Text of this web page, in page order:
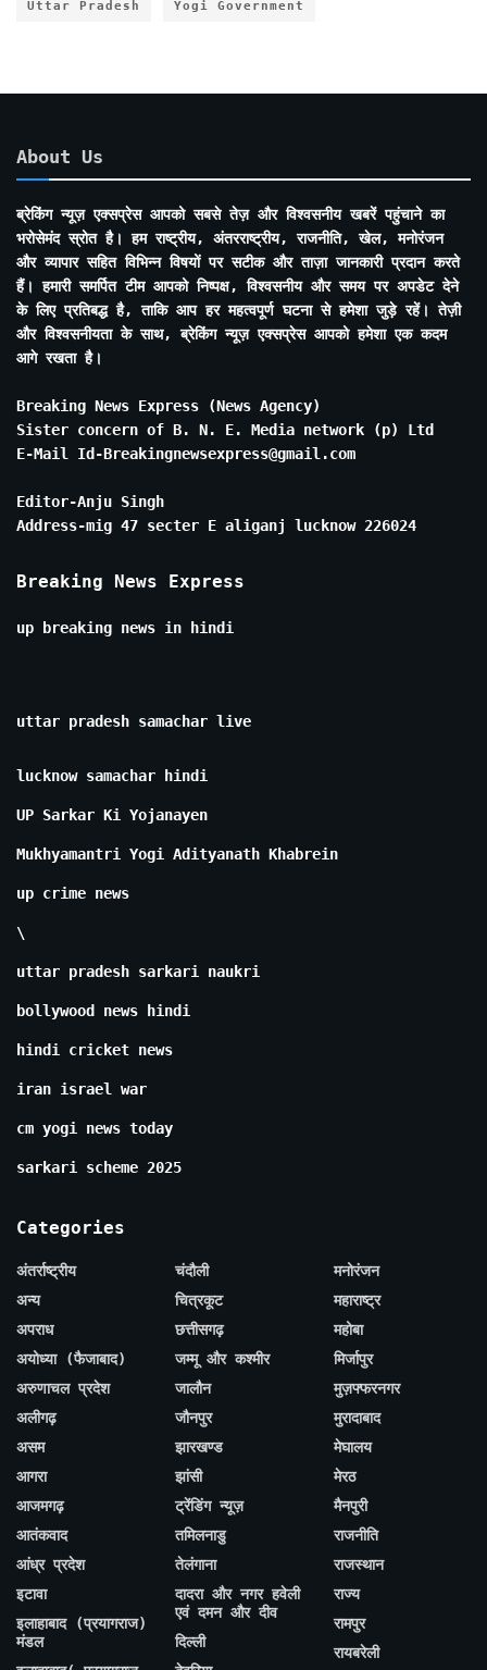
Uttar Pradesh Yogi Government
About Us
ब्रेकिंग न्यूज़ एक्सप्रेस आपको सबसे तेज़ और विश्वसनीय खबरें पहुंचाने का
भरोसेमंद स्रोत है। हम राष्ट्रीय, अंतरराष्ट्रीय, राजनीति, खेल, मनोरंजन
और व्यापार सहित विभिन्न विषयों पर सटीक और ताज़ा जानकारी प्रदान करते
हैं। हमारी समर्पित टीम आपको निष्पक्ष, विश्वसनीय और समय पर अपडेट देने
के लिए प्रतिबद्ध है, ताकि आप हर महत्वपूर्ण घटना से हमेशा जुड़े रहें। तेज़ी
और विश्वसनीयता के साथ, ब्रेकिंग न्यूज़ एक्सप्रेस आपको हमेशा एक कदम
आगे रखता है।
Breaking News Express (News Agency)
Sister concern of B. N. E. Media network (p) Ltd
E-Mail Id-Breakingnewsexpress@gmail.com
Editor-Anju Singh
Address-mig 47 secter E aliganj lucknow 226024
Breaking News Express
up breaking news in hindi
uttar pradesh samachar live
lucknow samachar hindi
UP Sarkar Ki Yojanayen
Mukhyamantri Yogi Adityanath Khabrein
up crime news
\
uttar pradesh sarkari naukri
bollywood news hindi
hindi cricket news
iran israel war
cm yogi news today
sarkari scheme 2025
Categories
अंतर्राष्ट्रीय
अन्य
अपराध
अयोध्या (फैजाबाद)
अरुणाचल प्रदेश
अलीगढ़
असम
आगरा
आजमगढ़
आतंकवाद
आंध्र प्रदेश
इटावा
इलाहाबाद (प्रयागराज)
मंडल
चंदौली
चित्रकूट
छत्तीसगढ़
जम्मू और कश्मीर
जालौन
जौनपुर
झारखण्ड
झांसी
ट्रेंडिंग न्यूज़
तमिलनाडु
तेलंगाना
दादरा और नगर हवेली
एवं दमन और दीव
दिल्ली
मनोरंजन
महाराष्ट्र
महोबा
मिर्जापुर
मुज़फ्फरनगर
मुरादाबाद
मेघालय
मेरठ
मैनपुरी
राजनीति
राजस्थान
राज्य
रामपुर
रायबरेली